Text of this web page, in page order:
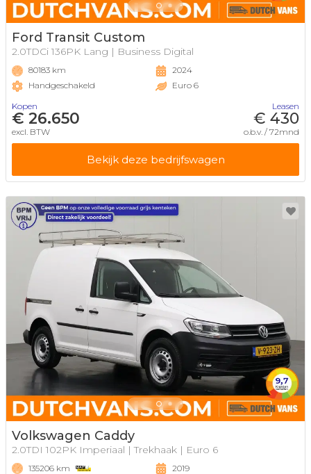
Ford Transit Custom
2.0TDCi 136PK Lang | Business Digital
80183 km
Handgeschakeld
2024
Euro 6
Kopen
€ 26.650
excl. BTW
Leasen
€ 430
o.b.v. / 72mnd
Bekijk deze bedrijfswagen
Volkswagen Caddy
2.0TDI 102PK Imperiaal | Trekhaak | Euro 6
135206 km
2019